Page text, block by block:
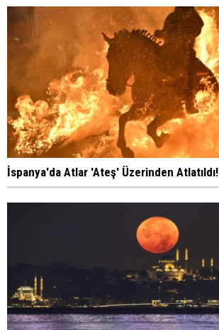
İspanya'da Atlar 'Ateş' Üzerinden Atlatıldı!